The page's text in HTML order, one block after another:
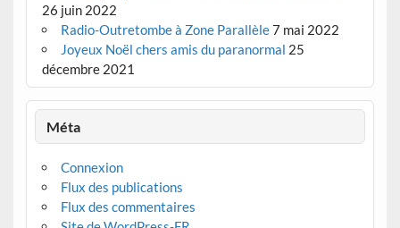
26 juin 2022
Radio-Outretombe à Zone Parallèle7 mai 2022
Joyeux Noël chers amis du paranormal 25
décembre 2021
Méta
Connexion
Flux des publications
Flux des commentaires